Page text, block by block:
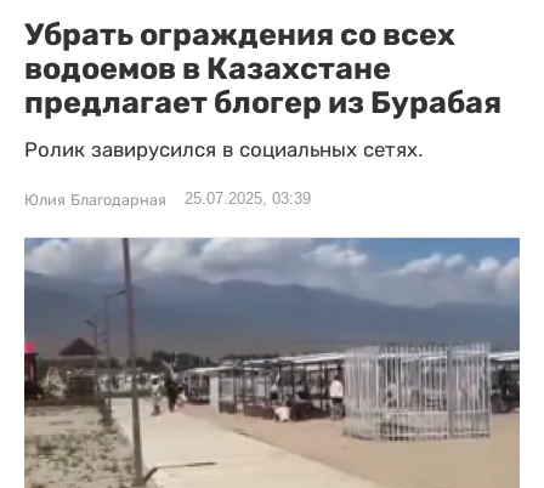
Убрать ограждения со всех
водоемов в Казахстане
предлагает блогер из Бурабая
Ролик завирусился в социальных сетях.
Юлия Благодарная 25.07.2025, 03:39